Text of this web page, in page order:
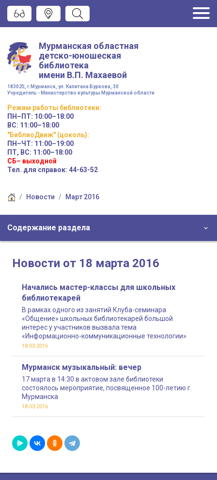
Мурманская областная
детско-юношеская
библиотека
имени В.П. Махаевой
183025, г.Мурманск, ул. Капитана Буркова, 30
Учредитель - Министерство культуры Мурманской области
Режим работы библиотеки:
ПН–ПТ: 10:00–18:00
ВС: 11:00–18:00
"БиблиоДвиж" (цоколь):
ПН–ЧТ: 11:00–19:00
ПТ, ВС: 11:00–18:00
СБ– выходной
Тел. для справок: 44-63-52
Новости Март 2016
Содержание раздела
Новости от 18 марта 2016
Начались мастер-классы для школьных
библиотекарей
В рамках одного из занятий Клуба-семинара
«Общение» школьных библиотекарей большой
интерес у участников вызвала тема
«Информационно-коммуникационные технологии»
18.03.2016
Мурманск музыкальный: вечер
17 марта в 14:30 в актовом зале библиотеки
состоялось мероприятие, посвященное 100-летию г.
Мурманска
18.03.2016